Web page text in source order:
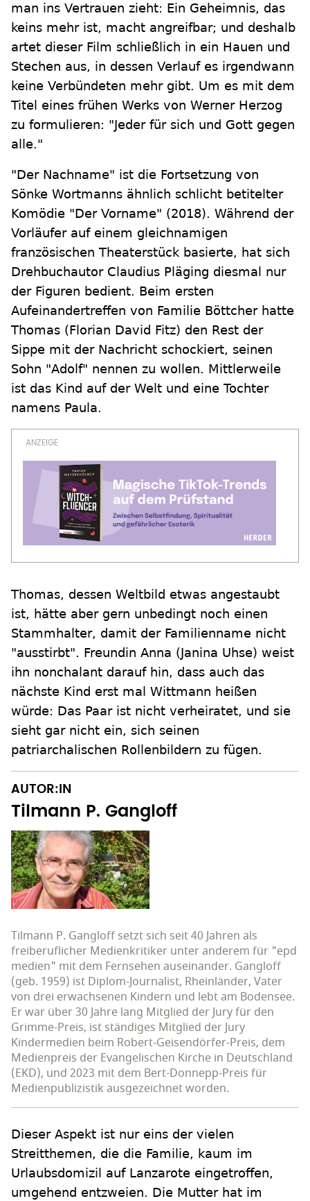
man ins Vertrauen zieht: Ein Geheimnis, das
keins mehr ist, macht angreifbar; und deshalb
artet dieser Film schließlich in ein Hauen und
Stechen aus, in dessen Verlauf es irgendwann
keine Verbündeten mehr gibt. Um es mit dem
Titel eines frühen Werks von Werner Herzog
zu formulieren: "Jeder für sich und Gott gegen
alle."
"Der Nachname" ist die Fortsetzung von
Sönke Wortmanns ähnlich schlicht betitelter
Komödie "Der Vorname" (2018). Während der
Vorläufer auf einem gleichnamigen
französischen Theaterstück basierte, hat sich
Drehbuchautor Claudius Pläging diesmal nur
der Figuren bedient. Beim ersten
Aufeinandertreffen von Familie Böttcher hatte
Thomas (Florian David Fitz) den Rest der
Sippe mit der Nachricht schockiert, seinen
Sohn "Adolf" nennen zu wollen. Mittlerweile
ist das Kind auf der Welt und eine Tochter
namens Paula.
Thomas, dessen Weltbild etwas angestaubt
ist, hätte aber gern unbedingt noch einen
Stammhalter, damit der Familienname nicht
"ausstirbt". Freundin Anna (Janina Uhse) weist
ihn nonchalant darauf hin, dass auch das
nächste Kind erst mal Wittmann heißen
würde: Das Paar ist nicht verheiratet, und sie
sieht gar nicht ein, sich seinen
patriarchalischen Rollenbildern zu fügen.
AUTOR:IN
Tilmann P. Gangloff
Tilmann P. Gangloff setzt sich seit 40 Jahren als
freiberuflicher Medienkritiker unter anderem für "epd
medien" mit dem Fernsehen auseinander. Gangloff
(geb. 1959) ist Diplom-Journalist, Rheinländer, Vater
von drei erwachsenen Kindern und lebt am Bodensee.
Er war über 30 Jahre lang Mitglied der Jury für den
Grimme-Preis, ist ständiges Mitglied der Jury
Kindermedien beim Robert-Geisendörfer-Preis, dem
Medienpreis der Evangelischen Kirche in Deutschland
(EKD), und 2023 mit dem Bert-Donnepp-Preis für
Medienpublizistik ausgezeichnet worden.
Dieser Aspekt ist nur eins der vielen
Streitthemen, die die Familie, kaum im
Urlaubsdomizil auf Lanzarote eingetroffen,
umgehend entzweien. Die Mutter hat im